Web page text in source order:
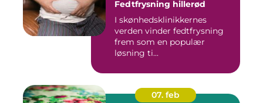
Fedtfrysning hillerød
I skønhedsklinikkernes
verden vinder fedtfrysning
frem som en populær
løsning ti...
07. feb